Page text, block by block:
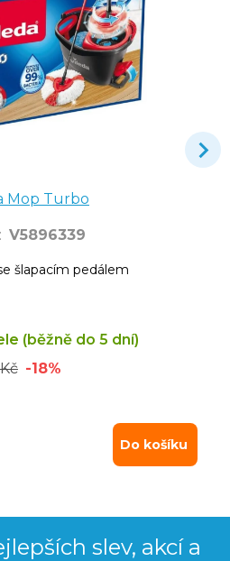
Mop Turbo
: V5896339
šlapacím pedálem
(běžně do 5 dní)
-18%
Do košíku
slev, akcí a